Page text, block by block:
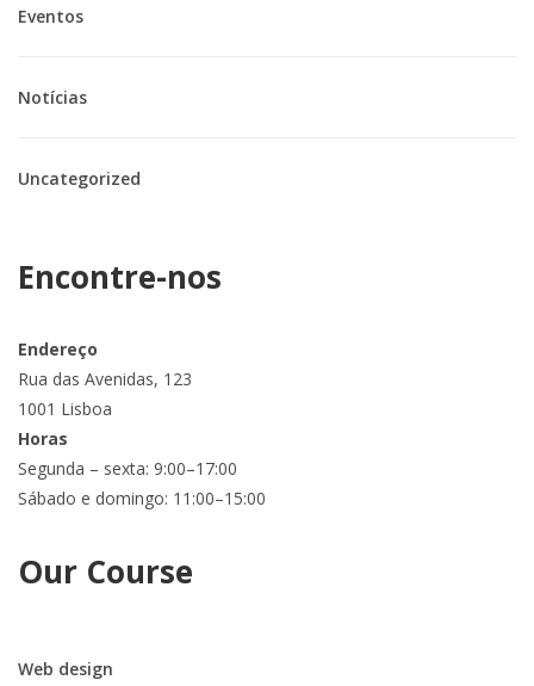
Eventos
Notícias
Uncategorized
Encontre-nos
Endereço
Rua das Avenidas, 123
1001 Lisboa
Horas
Segunda – sexta: 9:00–17:00
Sábado e domingo: 11:00–15:00
Our Course
Web design